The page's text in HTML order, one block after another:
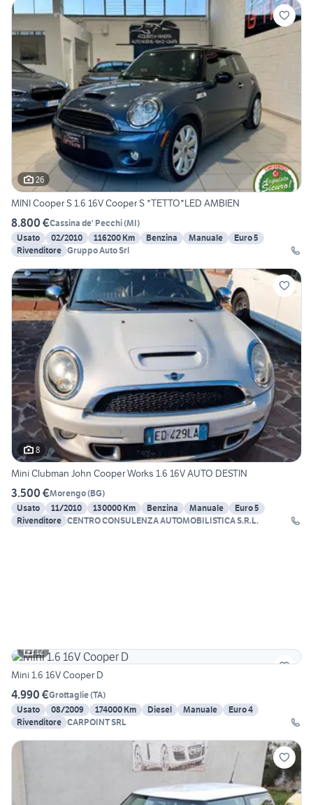
26
MINI Cooper S 1.6 16V Cooper S *TETTO*LED AMBIEN
8.800 €Cassina de' Pecchi(MI)
Usato
02/2010 116200 Km Benzina Manuale
Euro 5
Rivenditore Gruppo Auto Srl
8
Mini Clubman John Cooper Works 1.6 16V AUTO DESTIN
3.500 €Morengo(BG)
Usato
11/2010 130000 Km Benzina Manuale
Euro 5
Rivenditore CENTRO CONSULENZA AUTOMOBILISTICA S.R.L.
12
Mini 1.6 16V Cooper D
4.990 €Grottaglie(TA)
Usato
08/2009 174000 Km Diesel Manuale
Euro 4
Rivenditore CARPOINT SRL